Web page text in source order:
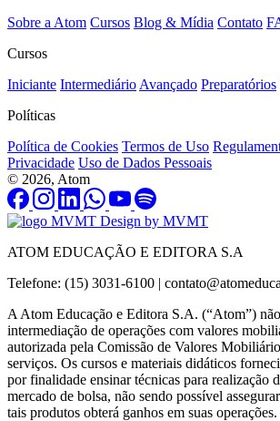
Sobre a Atom Cursos Blog & Mídia Contato
Cursos
Iniciante Intermediário Avançado Preparatórios
Políticas
Política de Cookies Termos de Uso
Privacidade Uso de Dados Pessoais
© 2026, Atom
Design by MVMT
ATOM EDUCAÇÃO E EDITORA S.A
Telefone: (15) 3031-6100 |
A Atom Educação e Editora S.A. (“Atom”)
intermediação de operações com valores
autorizada pela Comissão de Valores
serviços. Os cursos e materiais didáticos
por finalidade ensinar técnicas para realização
mercado de bolsa, não sendo possível
tais produtos obterá ganhos em suas operações.